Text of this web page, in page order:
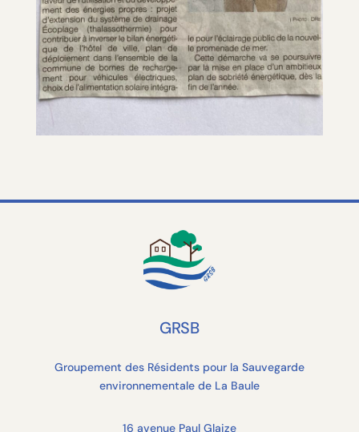
GRSB
Groupement des Résidents pour la Sauvegarde
environnementale de La Baule
16 avenue Paul Glaize